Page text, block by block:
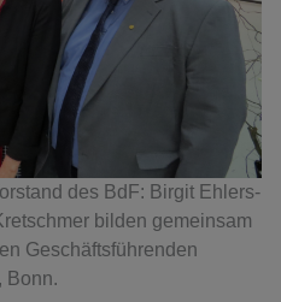
des BdF: Birgit Ehlers-
bilden gemeinsam
Geschäftsführenden
Bonn.